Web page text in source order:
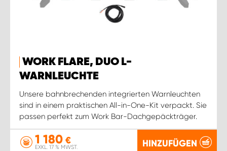
WORK FLARE, DUO L-
WARNLEUCHTE
Unsere bahnbrechenden integrierten Warnleuchten
sind in einem praktischen All-in-One-Kit verpackt. Sie
passen perfekt zum Work Bar-Dachgepäckträger.
1 180 €
EXKL. 17 % MWST. HINZUFÜGEN